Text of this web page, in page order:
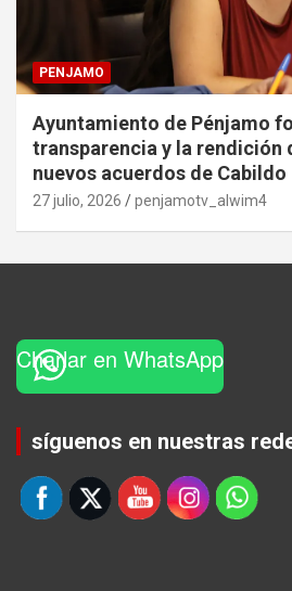
PENJAMO
Ayuntamiento de Pénjamo
transparencia y la rendición
nuevos acuerdos de Cabildo
27 julio, 2026 penjamotv_alwim4
Charlar en WhatsApp
síguenos en nuestras